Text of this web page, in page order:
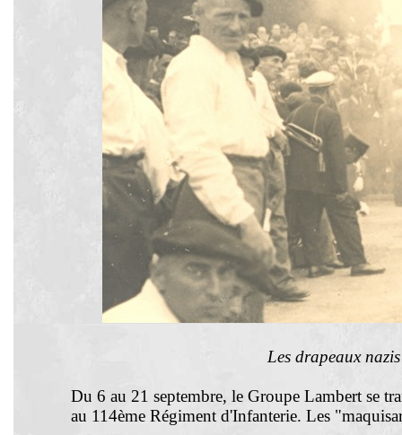
Les drapeaux
Du 6 au 21 septembre, le Groupe Lambert se
au 114ème Régiment d'Infanterie. Les